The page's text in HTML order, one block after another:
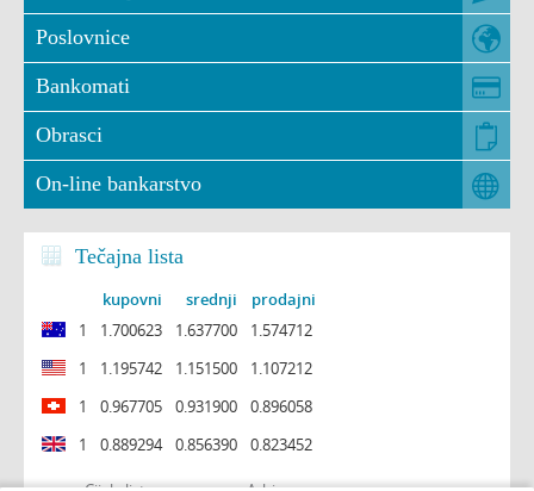
Poslovnice
Bankomati
Obrasci
On-line bankarstvo
Tečajna lista
kupovni srednji
prodajni
1
1.700623 1.637700
1.574712
1
1.195742 1.151500
1.107212
1
0.967705 0.931900
0.896058
1
0.889294 0.856390 0.823452